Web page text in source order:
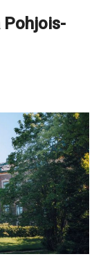
Pohjois-